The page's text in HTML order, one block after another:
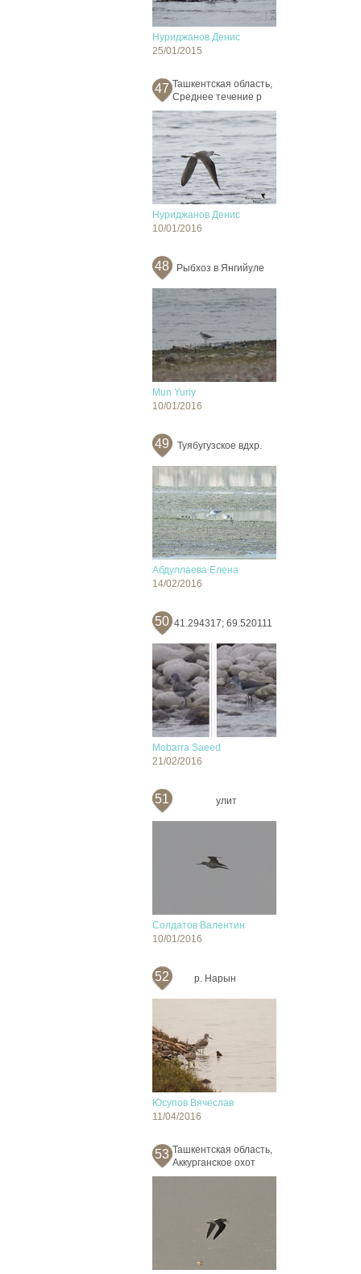
Нуриджанов Денис
25/01/2015
47 Ташкентская область,
Среднее течение р
Нуриджанов Денис
10/01/2016
48 Рыбхоз в Янгийуле
Mun Yuriy
10/01/2016
49 Туябугузское вдхр.
Абдуллаева Елена
14/02/2016
50 41.294317; 69.520111
Mobarra Saeed
21/02/2016
51 улит
Солдатов Валентин
10/01/2016
52 р. Нарын
Юсупов Вячеслав
11/04/2016
53 Ташкентская область,
Аккурганское охот